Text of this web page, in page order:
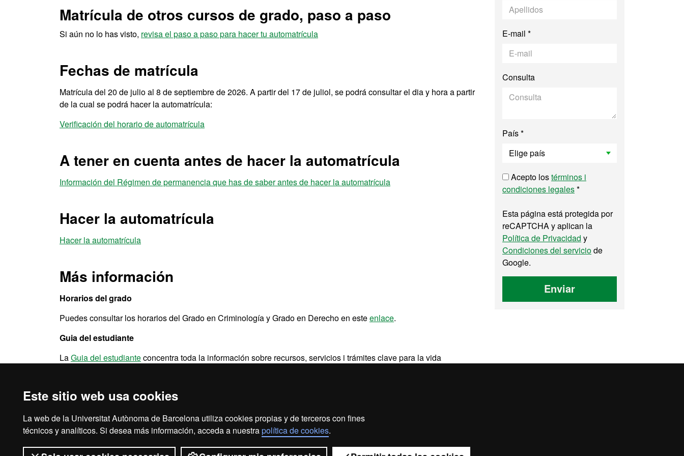
Este sitio web usa cookies
La web de la Universitat Autònoma de Barcelona utiliza cookies propias y de terceros con fines
técnicos y analíticos. Si desea más información, acceda a nuestrapolítica de cookies.
Matrícula de otros cursos de grado, paso a paso
Si aún no lo has visto, revisa el paso a paso para hacer tu automatrícula
Fechas de matrícula
Matrícula del 20 de julio al 8 de septiembre de 2026. A partir del 17 de juliol, se podrá consultar el dia y hora a partir
de la cual se podrá hacer la automatrícula:
Verificación del horario de automatrícula
A tener en cuenta antes de hacer la automatrícula
Información del Régimen de permanencia que has de saber antes de hacer la automatrícula
Hacer la automatrícula
Hacer la automatrícula
Más información
Horarios del grado
Puedes consultar los horarios del Grado en Criminología y Grado en Derecho en esteenlace.
Guia del estudiante
LaGuia del estudianteconcentra toda la información sobre recursos, servicios i trámites clave para la vida
E-mail *
Consulta
País *
Acepto lostérminos i
condiciones legales*
Esta página está protegida por
reCAPTCHA y aplican la
Política de Privacidad y
Condiciones del serviciode
Google.
Enviar
Aviso legal Protección de datos Sobre el web Accesibilidad web
2026 Universitat Autònoma de Barcelona